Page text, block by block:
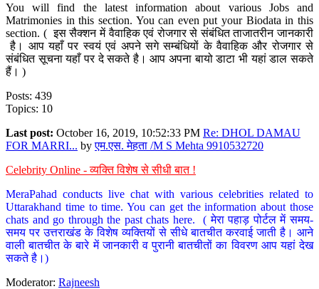
You will find the latest information about various Jobs and
Matrimonies in this section. You can even put your Biodata in this
section. ( इस सैक्शन में वैवाहिक एवं रोजगार से संबंधित ताजातरीन जानकारी
है। आप यहाँ पर स्वयं एवं अपने सगे सम्बंधियों के वैवाहिक और रोजगार से
संबंधित सूचना यहाँ पर दे सकते है। आप अपना बायो डाटा भी यहां डाल सकते
हैं। )
Posts: 439
Topics: 10
Last post: October 16, 2019, 10:52:33 PM Re: DHOL DAMAU
FOR MARRI... byएम.एस. मेहता /M S Mehta 9910532720
Celebrity Online - व्यक्ति विशेष से सीधी बात !
MeraPahad conducts live chat with various celebrities related to
Uttarakhand time to time. You can get the information about those
chats and go through the past chats here. ( मेरा पहाड़ पोर्टल में समय-
समय पर उत्तराखंड के विशेष व्यक्तियों से सीधे बातचीत करवाई जाती है। आने
वाली बातचीत के बारे में जानकारी व पुरानी बातचीतों का विवरण आप यहां देख
सकते है।)
Moderator: Rajneesh